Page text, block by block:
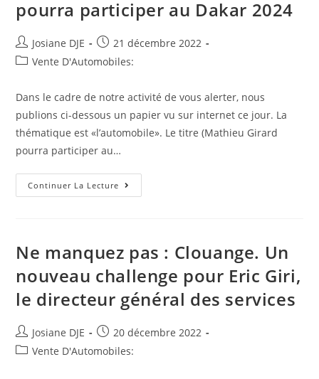
Sa
Dodge
De
1
000
HP
pourra participer au Dakar 2024
Auteur/autrice
de
Josiane DJE
Post
published:
21 décembre 2022
PostVente D'Automobiles:
Dans le cadre de notre activité de vous alerter, nous
publions ci-dessous un papier vu sur internet ce jour. La
thématique est «l’automobile». Le titre (Mathieu Girard
pourra participer au…
Continuer La Lecture Article
Tout
Participer
Au
Dakar
2024
Ne manquez pas : Clouange. Un
nouveau challenge pour Eric Giri,
le directeur général des services
Auteur/autrice
de
Josiane DJE
Post
published:
20 décembre 2022
PostVente D'Automobiles: